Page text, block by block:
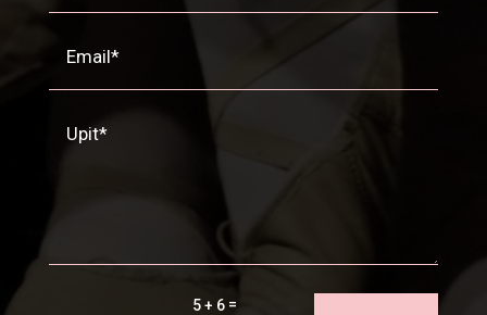
5 + 6 =